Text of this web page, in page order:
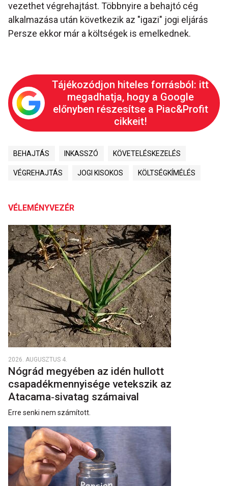
vezethet végrehajtást. Többnyire a behajtó cég
alkalmazása után következik az "igazi" jogi eljárás
Persze ekkor már a költségek is emelkednek.
Tájékozódjon hiteles forrásból: itt
megadhatja, hogy a Google
előnyben részesítse a Piac&Profit
cikkeit!
BEHAJTÁS INKASSZÓ KÖVETELÉSKEZELÉS
VÉGREHAJTÁS JOGI KISOKOS KÖLTSÉGKÍMÉLÉS
VÉLEMÉNYVEZÉR
2026. AUGUSZTUS 4.
Nógrád megyében az idén hullott
csapadékmennyisége vetekszik az
Atacama‑sivatag számaival
Erre senki nem számított.